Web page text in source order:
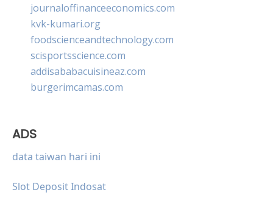
journaloffinanceeconomics.com
kvk-kumari.org
foodscienceandtechnology.com
scisportsscience.com
addisababacuisineaz.com
burgerimcamas.com
ADS
data taiwan hari ini
Slot Deposit Indosat